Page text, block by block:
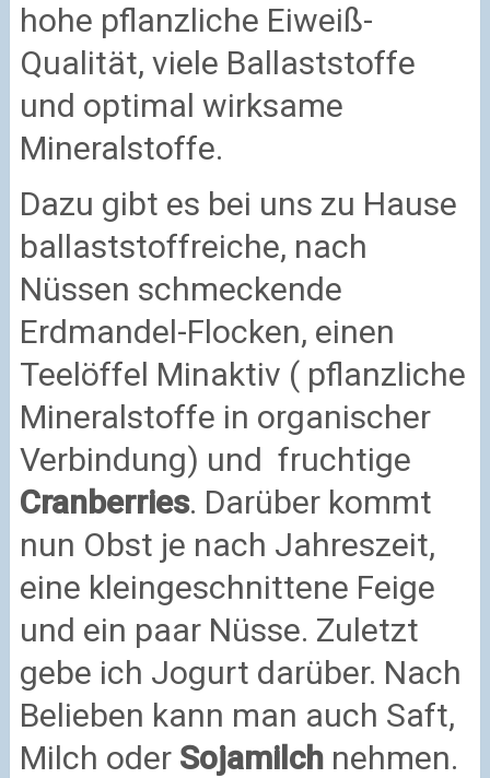
hohe pflanzliche Eiweiß-
Qualität, viele Ballaststoffe
und optimal wirksame
Mineralstoffe.
Dazu gibt es bei uns zu Hause
ballaststoffreiche, nach
Nüssen schmeckende
Erdmandel-Flocken, einen
Teelöffel Minaktiv ( pflanzliche
Mineralstoffe in organischer
Verbindung) und fruchtige
Cranberries. Darüber kommt
nun Obst je nach Jahreszeit,
eine kleingeschnittene Feige
und ein paar Nüsse. Zuletzt
gebe ich Jogurt darüber. Nach
Belieben kann man auch Saft,
Milch oder Sojamilchnehmen.